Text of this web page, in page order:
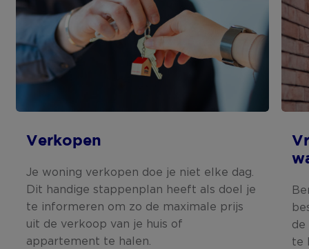
Verkopen
Je woning verkopen doe je niet elke dag.
Dit handige stappenplan heeft als doel je
te informeren om zo de maximale prijs
uit de verkoop van je huis of
appartement te halen.
de
te